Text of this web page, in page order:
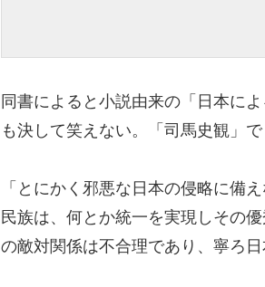
同書によると小説由来の「日本に
も決して笑えない。「司馬史観」
「とにかく邪悪な日本の侵略に備
民族は、何とか統一を実現しその
の敵対関係は不合理であり、寧ろ日